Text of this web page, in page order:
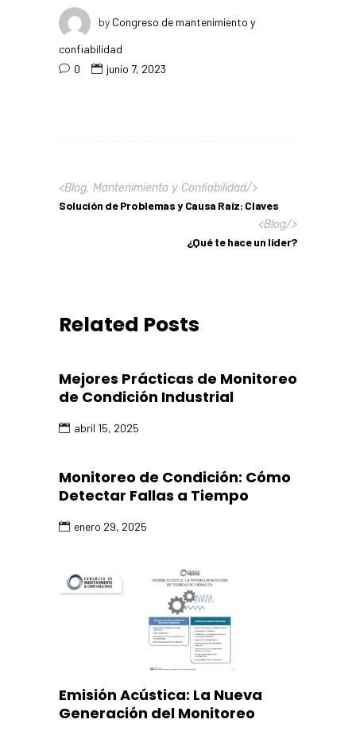
by Congreso de mantenimiento y
confiabilidad
0
junio 7, 2023
<Blog, Mantenimiento y Confiabilidad/>
Solución de Problemas y Causa Raíz: Claves
<Blog/>
¿Qué te hace un líder?
Related Posts
Mejores Prácticas de Monitoreo
de Condición Industrial
abril 15, 2025
Monitoreo de Condición: Cómo
Detectar Fallas a Tiempo
enero 29, 2025
Emisión Acústica: La Nueva
Generación del Monitoreo